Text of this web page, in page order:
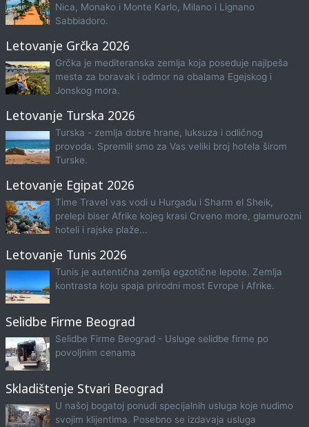
Nica, Monako i Monte Karlo, Milano i Lignano
Sabbiadoro.
Letovanje Grčka 2026
Grčka je mediteranska zemlja koja poseduje najlpeša
mesta za boravak i odmor na obalama Egejskog i
Jonskog mora.
Letovanje Turska 2026
Turska - zemlja dobre hrane, luksuza i odličnog
provoda. Spremili smo za Vas veliki broj hotela širom
Turske.
Letovanje Egipat 2026
Time Travel vas vodi u Hurgadu i Sharm el Sheik,
prelepi biser Afrike kojeg krasi Crveno more, glamurozni
hoteli i rajske plaže...
Letovanje Tunis 2026
Tunis je autentična zemlja egzotične lepote. Zemlja
kontrasta koju spaja prirodni most Evrope i Afrike.
Selidbe Firme Beograd
Selidbe Firme Beograd - Usluge selidbe firme po
povoljnim cenama
Skladištenje Stvari Beograd
U našoj bogatoj ponudi specijalnih usluga koje nudimo
svojim klijentima. Posebno se izdavaja usluga